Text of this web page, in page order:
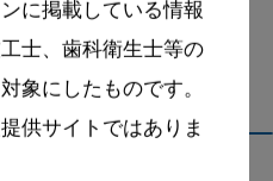
に掲載している情報
士、歯科衛生士等の
象にしたものです。
供サイトではありま